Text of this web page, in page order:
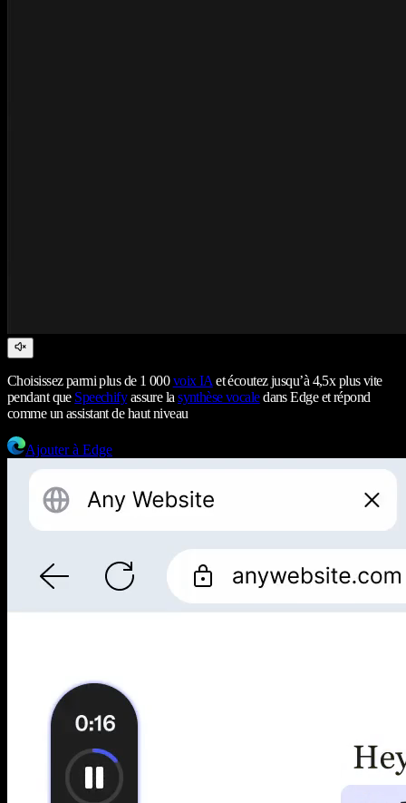
Choisissez parmi plus de 1 000voix IA et écoutez jusqu’à 4,5x plus vite
pendant que Speechifyassure lasynthèse vocaledans Edge et répond
comme un assistant de haut niveau
Ajouter à Edge